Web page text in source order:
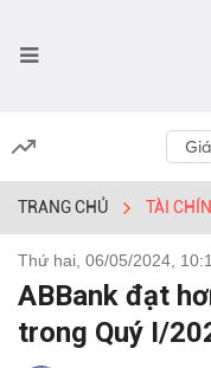
TRANG CHỦ TÀI
Thứ hai, 06/05/2024,
ABBank đạt
trong Quý I/